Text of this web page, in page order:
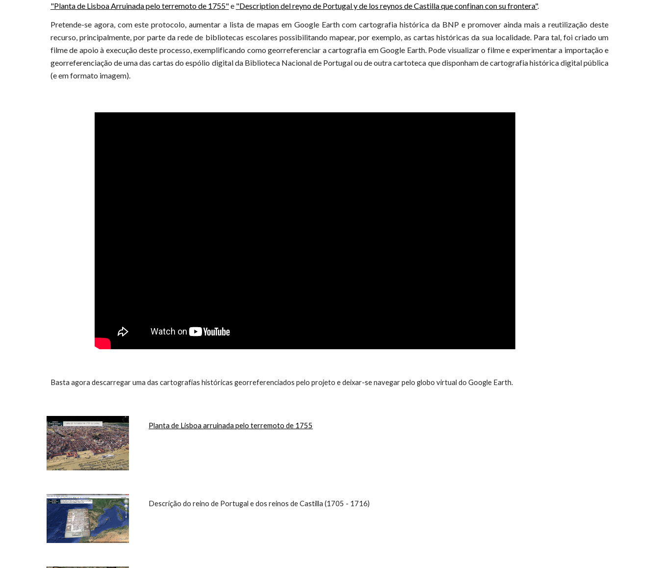
"Planta de Lisboa Arruinada pelo terremoto de 1755"e "Description del reyno de Portugal y de los reynos de Castilla que confinan con su frontera".
Pretende-se agora, com este protocolo, aumentar a lista de mapas em Google Earth com cartografia histórica da BNP e promover ainda mais a reutilização deste
recurso, principalmente, por parte da rede de bibliotecas escolares possibilitando mapear, por exemplo, as cartas históricas da sua localidade. Para tal, foi criado um
filme de apoio à execução deste processo, exemplificando como georreferenciar a cartografia em Google Earth. Pode visualizar o filme e experimentar a importação e
georreferenciação de uma das cartas do espólio digital da Biblioteca Nacional de Portugal ou de outra cartoteca que disponham de cartografia histórica digital pública
(e em formato imagem).
Basta agora descarregar uma das cartografias históricas georreferenciados pelo projeto e deixar-se navegar pelo globo virtual do Google Earth.
Planta de Lisboa arruinada pelo terremoto de 1755
Descrição do reino de Portugal e dos reinos de Castilla (1705 - 1716)